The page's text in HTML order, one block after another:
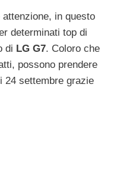
in questo
determinati top di
di LG G7. Coloro che
possono prendere
24 settembre grazie